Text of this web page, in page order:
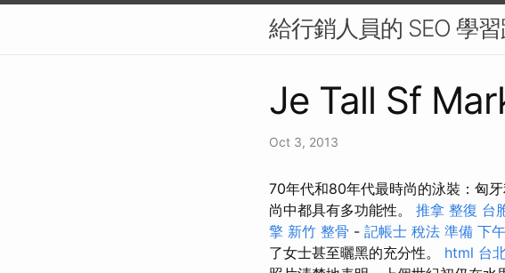
給行銷人員的 SEO 學
Je Tall Sf
Oct 3, 2013
70年代和80年代最時尚的泳裝：匈
尚中都具有多功能性。 推拿 整復 台
擎 新竹 整骨 - 記帳士 稅法 準備 下
了女士甚至曬黑的充分性。 html 台